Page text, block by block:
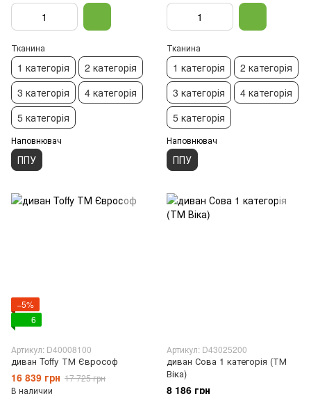
Тканина
1 категорія
2 категорія
3 категорія
4 категорія
5 категорія
Наповнювач
ППУ
Тканина
1 категорія
2 категорія
3 категорія
4 категорія
5 категорія
Наповнювач
ППУ
−5%
6
Артикул: D40008100
диван Toffy ТМ Єврософ
16 839 грн 17 725 грн
В наличии
Артикул: D43025200
диван Сова 1 категорія (ТМ
Віка)
8 186 грн